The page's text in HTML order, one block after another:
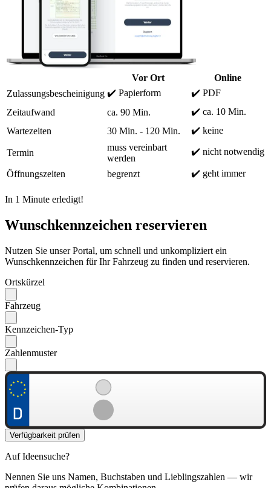
Vor Ort
Online
Zulassungsbescheinigung ✔️ Papierform
✔️ PDF
Zeitaufwand
ca. 90 Min.
✔️ ca. 10 Min.
Wartezeiten
30 Min. - 120 Min. ✔️ keine
Termin
muss vereinbart
werden
✔️ nicht notwendig
Öffnungszeiten begrenzt ✔️ geht immer
In 1 Minute erledigt!
Wunschkennzeichen reservieren
Nutzen Sie unser Portal, um schnell und unkompliziert ein
Wunschkennzeichen für Ihr Fahrzeug zu finden und reservieren.
Ortskürzel
Fahrzeug
Kennzeichen-Typ
Zahlenmuster
Verfügbarkeit prüfen
Auf Ideensuche?
Nennen Sie uns Namen, Buchstaben und Lieblingszahlen — wir